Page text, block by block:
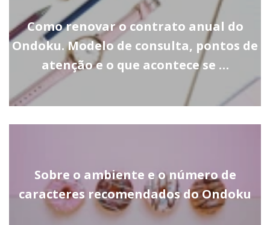
Como renovar o contrato anual do
Ondoku. Modelo de consulta, pontos de
atenção e o que acontece se …
Sobre o ambiente e o número de
caracteres recomendados do Ondoku